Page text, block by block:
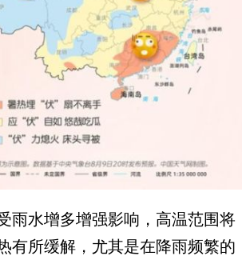
水增多增强影响，高温范围将
有所缓解，尤其是在降雨频繁的